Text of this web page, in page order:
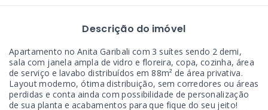
Descrição do imóvel
Apartamento no Anita Garibali com 3 suítes sendo 2 demi,
sala com janela ampla de vidro e floreira, copa, cozinha, área
de serviço e lavabo distribuídos em 88m² de área privativa.
Layout moderno, ótima distribuição, sem corredores ou áreas
perdidas e conta ainda com possibilidade de personalização
de sua planta e acabamentos para que fique do seu jeito!